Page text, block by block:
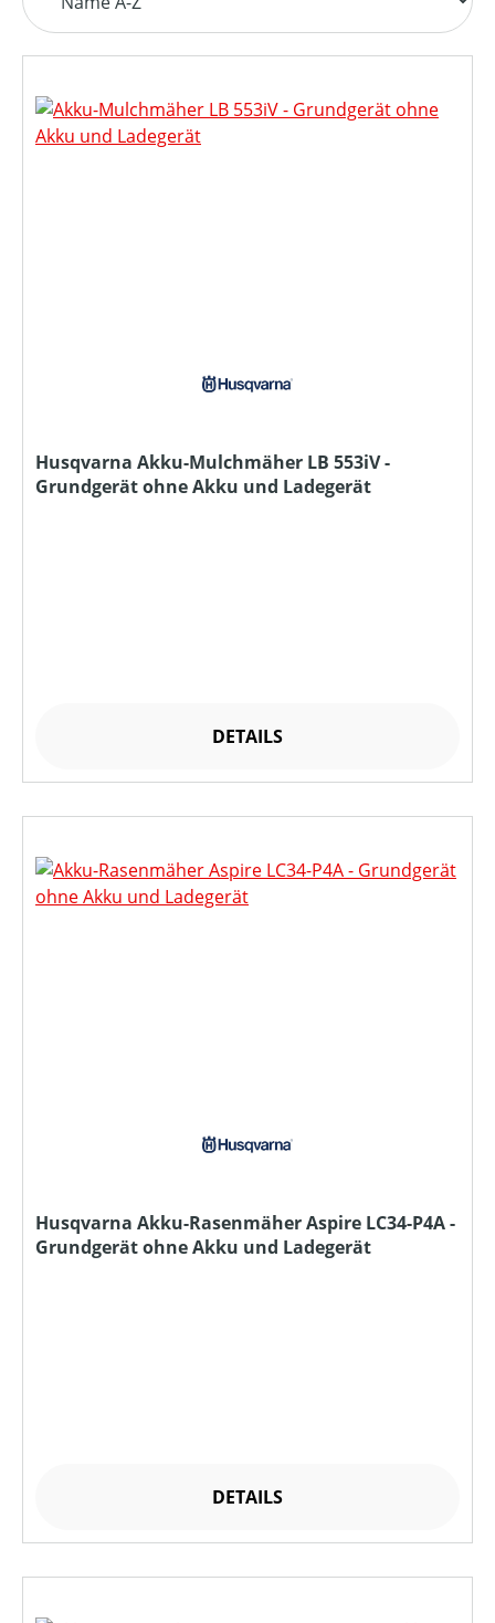
Husqvarna Akku-Mulchmäher LB 553iV -
Grundgerät ohne Akku und Ladegerät
DETAILS
Husqvarna Akku-Rasenmäher Aspire LC34-P4A -
Grundgerät ohne Akku und Ladegerät
DETAILS